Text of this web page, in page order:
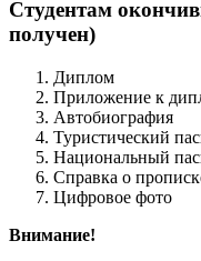
Студентам
получен)
Диплом
Приложение к
Автобиография
Туристический
Национальный
Справка о
Цифровое фото
Внимание!